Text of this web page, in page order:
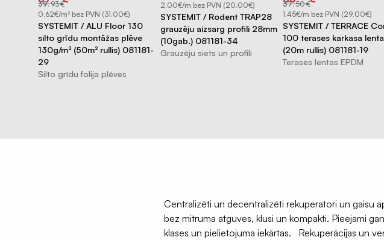
€
39.93
was:
€39.93.
is:
€37.51.
0,62€/m² bez PVN (31.00€)
SYSTEMIT / ALU Floor 130
silto grīdu montāžas plēve
130g/m² (50m² rullis) 081181-
29
Silto grīdu folija plēves
2.00€/m bez PVN (20.00€)
SYSTEMIT / Rodent TRAP28
grauzēju aizsarg profili 28mm
(10gab.) 081181-34
Grauzēju siets un profili
€
37.50
was:
€37.50.
is:
€35.09.
1,45€/m bez PVN (29,00€)
SYSTEMIT / TERRACE
100 terases karkasa lenta
(20m rullis) 081181-19
Terases lentas EPDM
Centralizēti un decentralizēti rekuperatori un gaisu
bez mitruma atguves, klusi un kompakti. Pieejami
klases un pielietojuma iekārtas. Rekuperācijas un